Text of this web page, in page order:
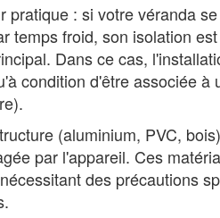
pratique : si votre véranda
temps froid, son isolation
Dans ce cas,
condition d'être associée
(aluminium, PVC,
par l'appareil. Ces
des précautions